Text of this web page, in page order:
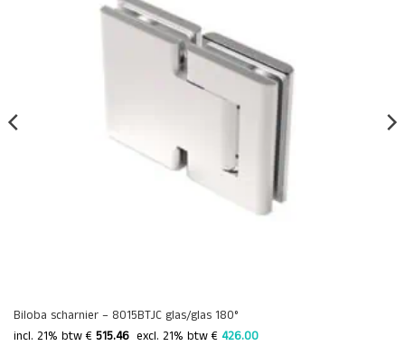
Biloba scharnier – 8015BTJC glas/glas 180°
incl. 21% btw € 515.46 excl. 21% btw € 426.00